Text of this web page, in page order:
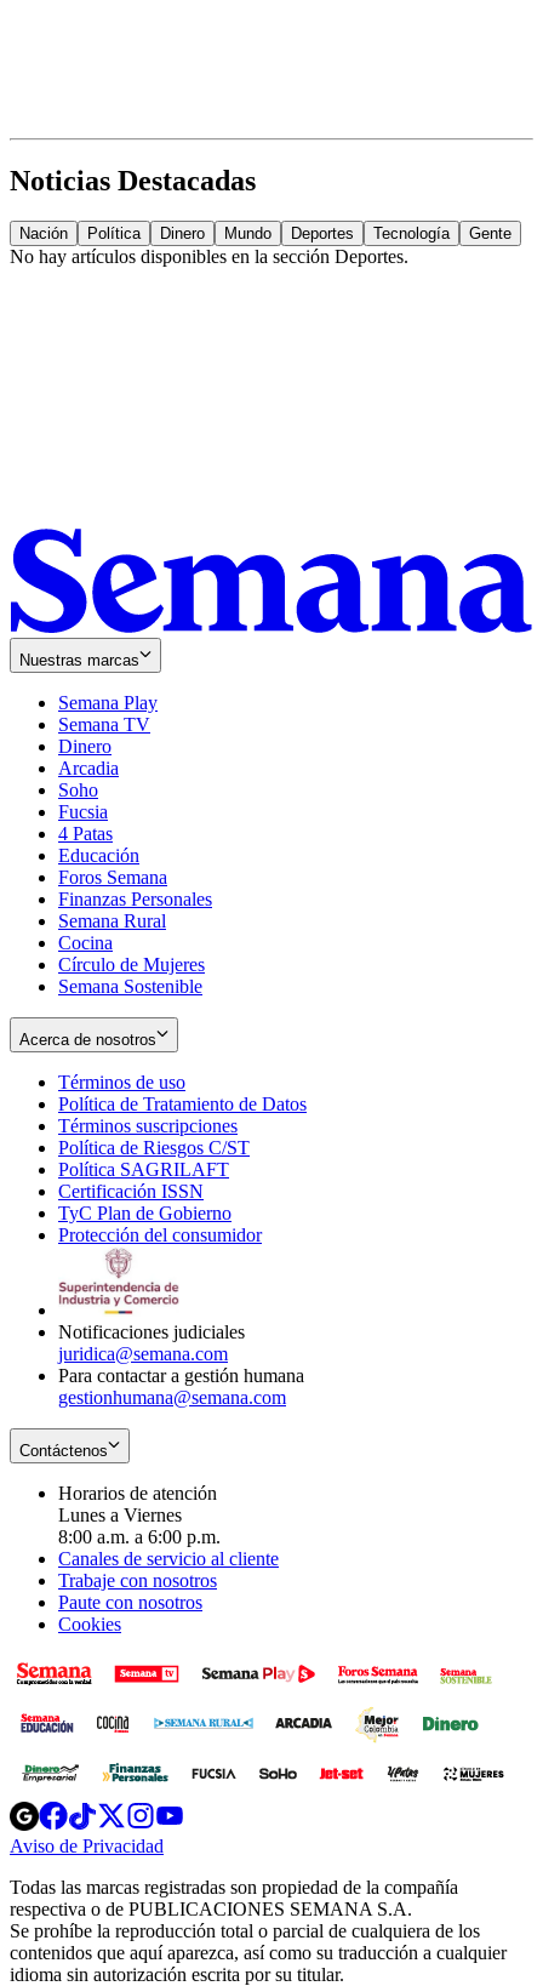
Noticias Destacadas
Nación Política Dinero Mundo Deportes Tecnología Gente
No hay artículos disponibles en la sección Deportes.
Nuestras marcas
Semana Play
Semana TV
Dinero
Arcadia
Soho
in
new
window
Fucsia
in
new
window
4 Patas
Educación
Foros Semana
Finanzas Personales
Semana Rural
Cocina
Círculo de Mujeres
Semana Sostenible
Acerca de nosotros
Términos de uso
in
new
window
Política de Tratamiento de Datos
Términos suscripciones
in
Política de Riesgos C/ST
Política SAGRILAFT
new
window
Certificación ISSN
in
new
TyC Plan de Gobierno
in
Protección del consumidorOpens
Notificaciones judiciales
juridica@semana.com
Para contactar a gestión humana
gestionhumana@semana.com
Contáctenos
Horarios de atención
Lunes a Viernes
8:00 a.m. a 6:00 p.m.
Canales de servicio al cliente
Trabaje con nosotros
Paute con nosotros
Cookies
Opens
in
new
Opens
in
new
Opens
in
new
window
Opens
new
windowwindow
Aviso de Privacidad
new
window
Todas las marcas registradas son propiedad de la compañía
respectiva o de PUBLICACIONES SEMANA S.A.
Se prohíbe la reproducción total o parcial de cualquiera de los
contenidos que aquí aparezca, así como su traducción a cualquier
idioma sin autorización escrita por su titular.